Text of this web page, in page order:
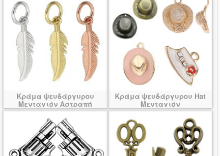
Κράμα ψευδάργυρου
Μενταγιόν Αστραπή
Κράμα ψευδάργυρου Hat
Μενταγιόν